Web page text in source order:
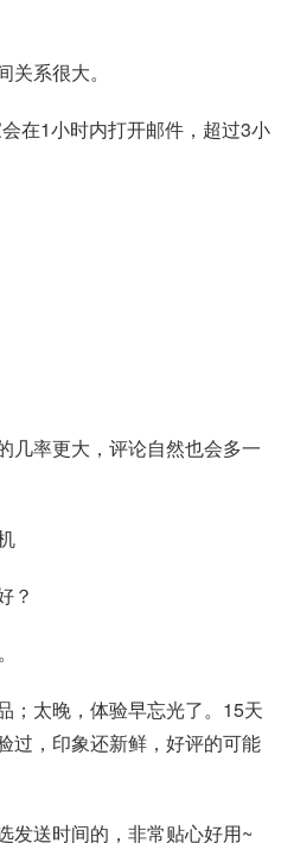
系很大。
在1小时内打开邮件，超过3小
几率更大，评论自然也会多一
？
；太晚，体验早忘光了。15天
过，印象还新鲜，好评的可能
发送时间的，非常贴心好用~